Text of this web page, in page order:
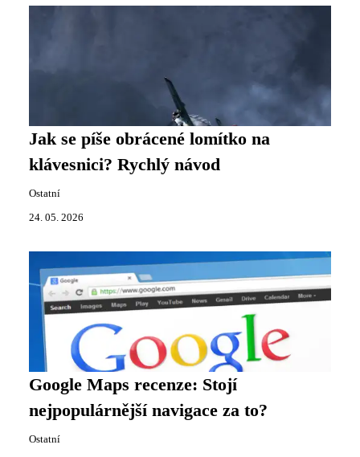
Jak se píše obrácené lomítko na
klávesnici? Rychlý návod
Ostatní
24. 05. 2026
Google Maps recenze: Stojí
nejpopulárnější navigace za to?
Ostatní